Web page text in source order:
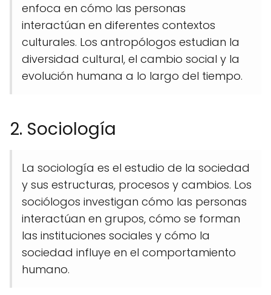
enfoca en cómo las personas
interactúan en diferentes contextos
culturales. Los antropólogos estudian la
diversidad cultural, el cambio social y la
evolución humana a lo largo del tiempo.
2. Sociología
La sociología es el estudio de la sociedad
y sus estructuras, procesos y cambios. Los
sociólogos investigan cómo las personas
interactúan en grupos, cómo se forman
las instituciones sociales y cómo la
sociedad influye en el comportamiento
humano.